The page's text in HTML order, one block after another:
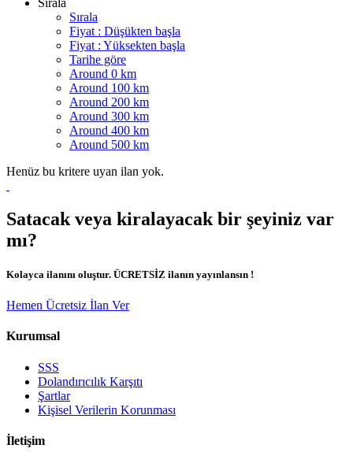
Sırala
Sırala
Fiyat : Düşükten başla
Fiyat : Yüksekten başla
Tarihe göre
Around 0 km
Around 100 km
Around 200 km
Around 300 km
Around 400 km
Around 500 km
Henüz bu kritere uyan ilan yok.
Satacak veya kiralayacak bir şeyiniz var
mı?
Kolayca ilanını oluştur. ÜCRETSİZ ilanın yayınlansın !
Hemen Ücretsiz İlan Ver
Kurumsal
SSS
Dolandırıcılık Karşıtı
Şartlar
Kişisel Verilerin Korunması
İletişim